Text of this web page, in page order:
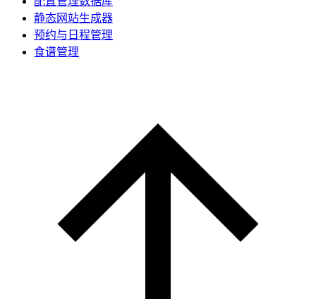
静态网站生成器
预约与日程管理
食谱管理